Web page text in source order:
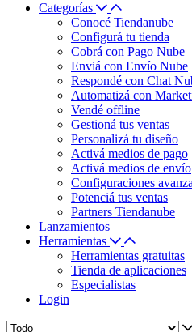
Categorías
Conocé Tiendanube
Configurá tu tienda
Cobrá con Pago Nube
Enviá con Envío Nube
Respondé con Chat
Automatizá con
Vendé offline
Gestioná tus ventas
Personalizá tu diseño
Activá medios de pago
Activá medios de envío
Configuraciones
Potenciá tus ventas
Partners Tiendanube
Lanzamientos
Herramientas
Herramientas gratuitas
Tienda de aplicaciones
Especialistas
Login